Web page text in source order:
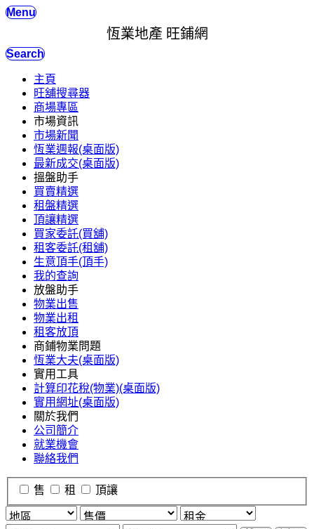
Menu
恆業地產 旺鋪網
Search
主頁
旺舖搜尋器
商場專區
市場資訊
市場新聞
恆業週報(桌面版)
最新成交(桌面版)
搵盤助手
買賣精選
租盤精選
頂讓精選
買家委託(買舖)
租客委託(租舖)
生意頂手(頂手)
我的查詢
放盤助手
物業出售
物業出租
租客放頂
商鋪物業問題
恆業大夫(桌面版)
實用工具
計算印花稅(物業)(桌面版)
實用網址(桌面版)
關於我們
公司簡介
就業機會
聯絡我們
售 租 頂讓